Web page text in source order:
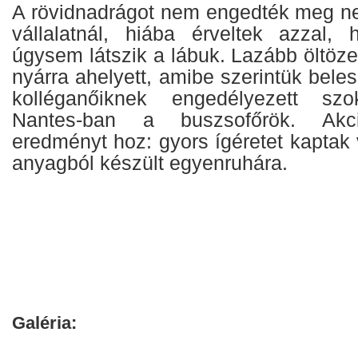
A rövidnadrágot nem engedték meg
vállalatnál, hiába érveltek azzal,
úgysem látszik a lábuk. Lazább
nyárra ahelyett, amibe szerintük
kolléganőiknek engedélyezett
Nantes-ban a buszsofőrök.
eredményt hoz: gyors ígéretet
anyagból készült egyenruhára.
Galéria: